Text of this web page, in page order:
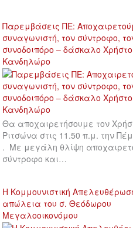
Παρεμβάσεις ΠΕ:
συναγωνιστή, τον σύντροφο,
συνοδοιπόρο – δάσκαλο Χρήστο
Κανδηλώρο
Θα αποχαιρετήσουμε τον
Ριτσώνα στις 11.50 π.μ. την
. Με μεγάλη θλίψη
σύντροφο και…
Η Κομμουνιστική
απώλεια του σ. Θεόδωρου
Μεγαλοοικονόμου